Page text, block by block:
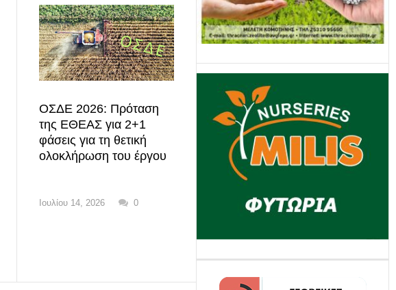
ΟΣΔΕ 2026: Πρόταση
της ΕΘΕΑΣ για 2+1
φάσεις για τη θετική
ολοκλήρωση του έργου
Ιουλίου 14, 2026 0